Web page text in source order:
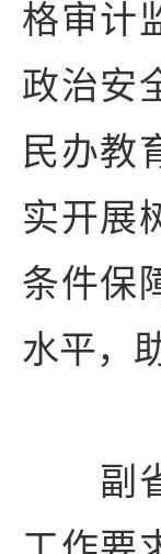
格审计
政治安
民办教
实开展
条件保
水平，
副省